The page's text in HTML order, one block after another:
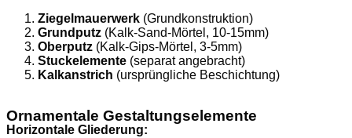
Ziegelmauerwerk (Grundkonstruktion)
Grundputz (Kalk-Sand-Mörtel, 10-15mm)
Oberputz (Kalk-Gips-Mörtel, 3-5mm)
Stuckelemente (separat angebracht)
Kalkanstrich (ursprüngliche Beschichtung)
Ornamentale Gestaltungselemente
Horizontale Gliederung: